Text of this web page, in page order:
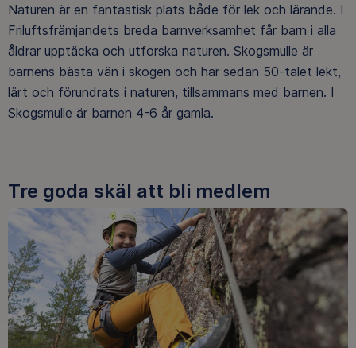
Naturen är en fantastisk plats både för lek och lärande. I
Friluftsfrämjandets breda barnverksamhet får barn i alla
åldrar upptäcka och utforska naturen. Skogsmulle är
barnens bästa vän i skogen och har sedan 50-talet lekt,
lärt och förundrats i naturen, tillsammans med barnen. I
Skogsmulle är barnen 4-6 år gamla.
Tre goda skäl att bli medlem